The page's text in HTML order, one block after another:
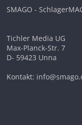
SMAGO -
Tichler Media UG
Max-Planck-Str. 7
D- 59423 Unna
Kontakt: